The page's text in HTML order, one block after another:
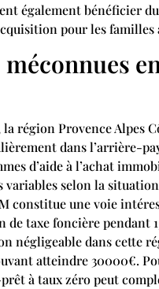
également bénéficier
pour les familles
région Provence Alpes
dans l’arrière-
d’aide à l’achat
selon la
constitue une voie
taxe foncière pendant
négligeable dans cette
atteindre 30000€.
à taux zéro peut